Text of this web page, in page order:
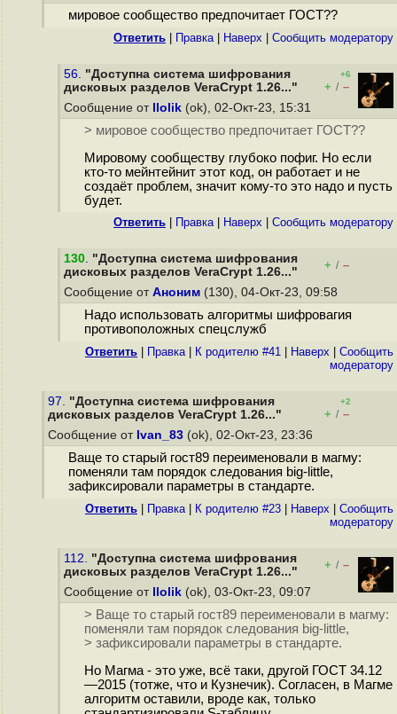
мировое сообщество предпочитает ГОСТ??
Ответить Правка| Наверх Cообщить модератору
56. "Доступна система шифрования
дисковых разделов VeraCrypt 1.26..."
+6
+ / –
Сообщение от
llolik (ok), 02-Окт-23, 15:31
> мировое сообщество предпочитает ГОСТ??
Мировому сообществу глубоко пофиг. Но если
кто-то мейнтейнит этот код, он работает и не
создаёт проблем, значит кому-то это надо и пусть
будет.
Ответить Правка| Наверх Cообщить модератору
130. "Доступна система шифрования
дисковых разделов VeraCrypt 1.26..."
+ / –
Сообщение от Аноним (130), 04-Окт-23, 09:58
Надо использовать алгоритмы шифровагия
противоположных спецслужб
Ответить Правка| К родителю #41 Наверх
Cообщить
модератору
97. "Доступна система шифрования
дисковых разделов VeraCrypt 1.26..."
+2
+ / –
Сообщение от Ivan_83 (ok), 02-Окт-23, 23:36
Ваще то старый гост89 переименовали в магму:
поменяли там порядок следования big-little,
зафиксировали параметры в стандарте.
Ответить Правка| К родителю #23 Наверх
Cообщить
модератору
112. "Доступна система шифрования
дисковых разделов VeraCrypt 1.26..."
+ / –
Сообщение от llolik (ok), 03-Окт-23, 09:07
> Ваще то старый гост89 переименовали в магму:
поменяли там порядок следования big-little,
> зафиксировали параметры в стандарте.
Но Магма - это уже, всё таки, другой ГОСТ 34.12
—2015 (тотже, что и Кузнечик). Согласен, в Магме
алгоритм оставили, вроде как, только